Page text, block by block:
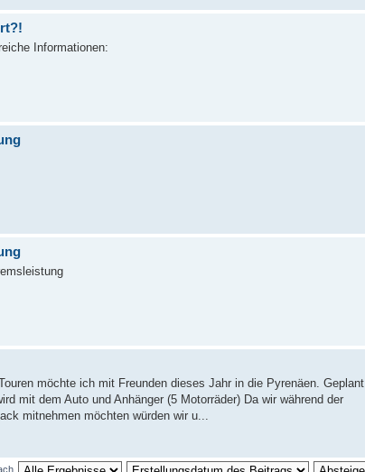
Informationen:
möchte ich mit Freunden dieses Jahr in die Pyrenäen. Geplant
mit dem Auto und Anhänger (5 Motorräder) Da wir während der
mitnehmen möchten würden wir u...